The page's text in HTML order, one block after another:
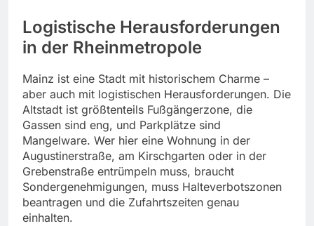
Logistische Herausforderungen
in der Rheinmetropole
Mainz ist eine Stadt mit historischem Charme –
aber auch mit logistischen Herausforderungen. Die
Altstadt ist größtenteils Fußgängerzone, die
Gassen sind eng, und Parkplätze sind
Mangelware. Wer hier eine Wohnung in der
Augustinerstraße, am Kirschgarten oder in der
Grebenstraße entrümpeln muss, braucht
Sondergenehmigungen, muss Halteverbotszonen
beantragen und die Zufahrtszeiten genau
einhalten.